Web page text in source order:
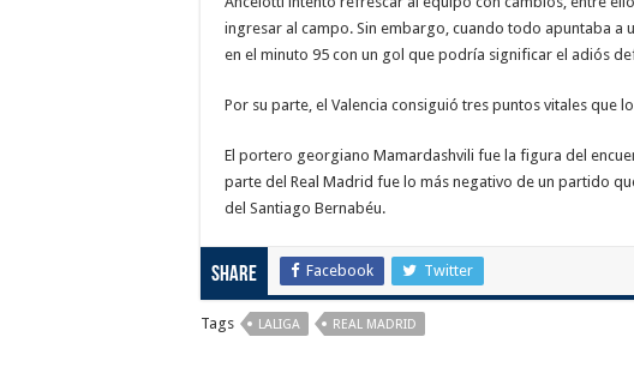
ingresar al campo. Sin embargo, cuando todo apuntaba a
en el minuto 95 con un gol que podría significar el adiós
Por su parte, el Valencia consiguió tres puntos vitales que
El portero georgiano Mamardashvili fue la figura del
parte del Real Madrid fue lo más negativo de un partido
del Santiago Bernabéu.
Share Facebook Twitter
Tags LALIGA REAL MADRID